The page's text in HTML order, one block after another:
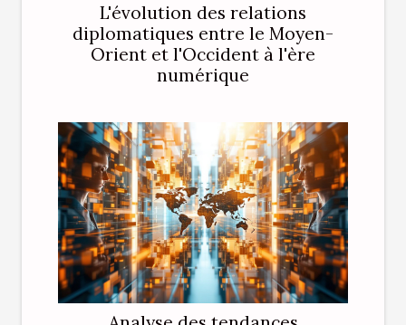
L'évolution des relations
diplomatiques entre le Moyen-
Orient et l'Occident à l'ère
numérique